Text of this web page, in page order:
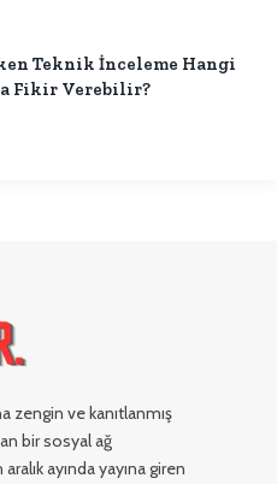
Teknik İnceleme Hangi
Fikir Verebilir?
zengin ve kanıtlanmış
bir sosyal ağ
ayında yayına giren